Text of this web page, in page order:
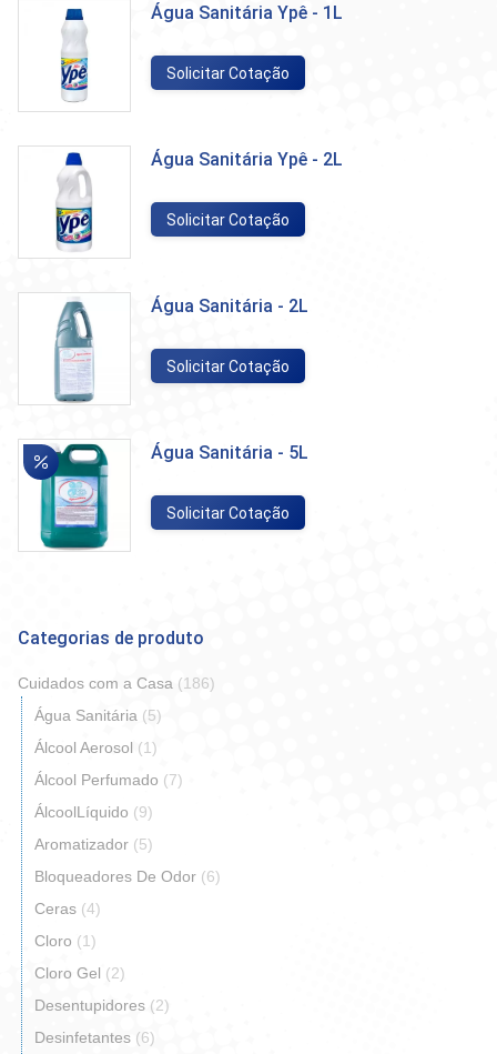
Água Sanitária Ypê - 1L
Solicitar Cotação
Água Sanitária Ypê - 2L
Solicitar Cotação
Água Sanitária - 2L
Solicitar Cotação
Água Sanitária - 5L
Solicitar Cotação
Categorias de produto
Cuidados com a Casa (186)
Água Sanitária (5)
Álcool Aerosol (1)
Álcool Perfumado (7)
ÁlcoolLíquido (9)
Aromatizador (5)
Bloqueadores De Odor (6)
Ceras (4)
Cloro (1)
Cloro Gel (2)
Desentupidores (2)
Desinfetantes (6)